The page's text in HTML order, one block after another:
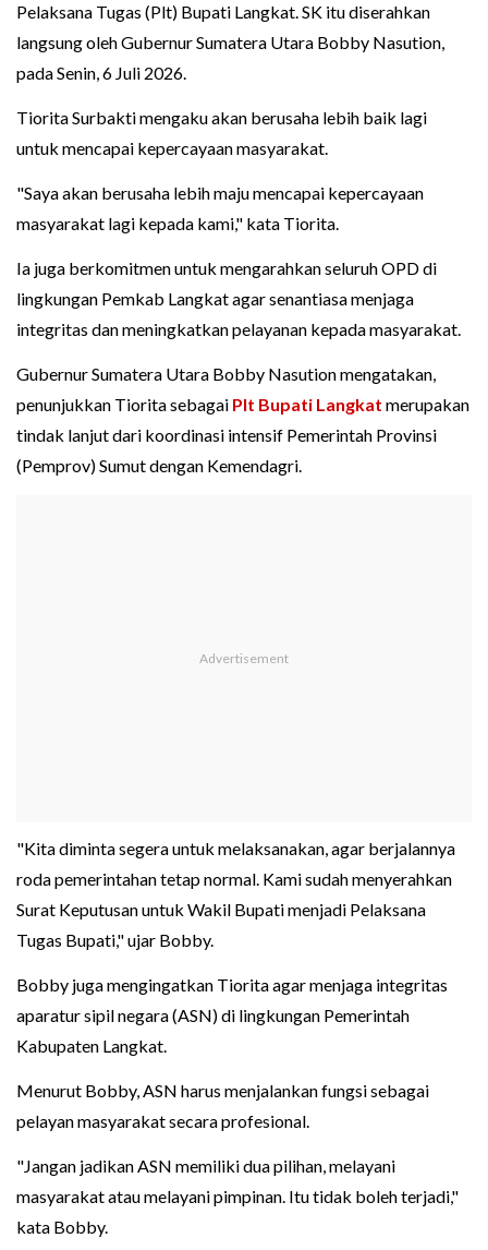
Pelaksana Tugas (Plt) Bupati Langkat. SK itu diserahkan
langsung oleh Gubernur Sumatera Utara Bobby Nasution,
pada Senin, 6 Juli 2026.
Tiorita Surbakti mengaku akan berusaha lebih baik lagi
untuk mencapai kepercayaan masyarakat.
"Saya akan berusaha lebih maju mencapai kepercayaan
masyarakat lagi kepada kami," kata Tiorita.
Ia juga berkomitmen untuk mengarahkan seluruh OPD di
lingkungan Pemkab Langkat agar senantiasa menjaga
integritas dan meningkatkan pelayanan kepada masyarakat.
Gubernur Sumatera Utara Bobby Nasution mengatakan,
penunjukkan Tiorita sebagai Plt Bupati Langkat merupakan
tindak lanjut dari koordinasi intensif Pemerintah Provinsi
(Pemprov) Sumut dengan Kemendagri.
"Kita diminta segera untuk melaksanakan, agar berjalannya
roda pemerintahan tetap normal. Kami sudah menyerahkan
Surat Keputusan untuk Wakil Bupati menjadi Pelaksana
Tugas Bupati," ujar Bobby.
Bobby juga mengingatkan Tiorita agar menjaga integritas
aparatur sipil negara (ASN) di lingkungan Pemerintah
Kabupaten Langkat.
Menurut Bobby, ASN harus menjalankan fungsi sebagai
pelayan masyarakat secara profesional.
"Jangan jadikan ASN memiliki dua pilihan, melayani
masyarakat atau melayani pimpinan. Itu tidak boleh terjadi,"
kata Bobby.